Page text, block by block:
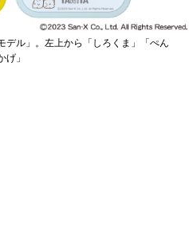
デル」。左上から「しろくま」「ぺん
」